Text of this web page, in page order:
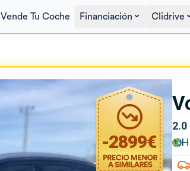
Vende Tu Coche Financiación Clidrive
-2899€
24.900€
2.0